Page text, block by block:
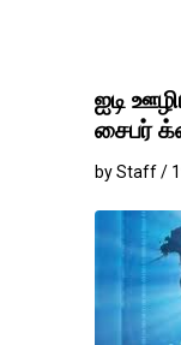
ஐடி
சைபர்
by Staff /